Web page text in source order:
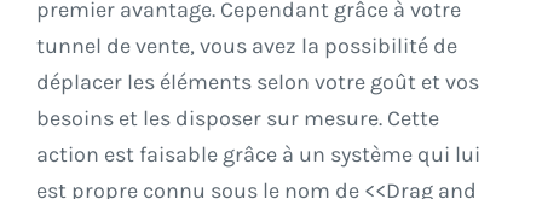
premier avantage. Cependant grâce à votre
tunnel de vente, vous avez la possibilité de
déplacer les éléments selon votre goût et vos
besoins et les disposer sur mesure. Cette
action est faisable grâce à un système qui lui
est propre connu sous le nom de <<Drag and